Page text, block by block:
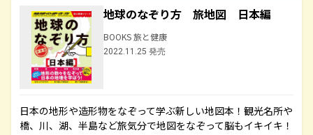
地球のなぞり方 旅地図 日本編
BOOKS 旅と健康
2022.11.25 発売
日本の地形や造形物をなぞって学ぶ新しい地図本！観光名所や
橋、川、湖、半島など旅気分で地図をなぞって脳もイキイキ！